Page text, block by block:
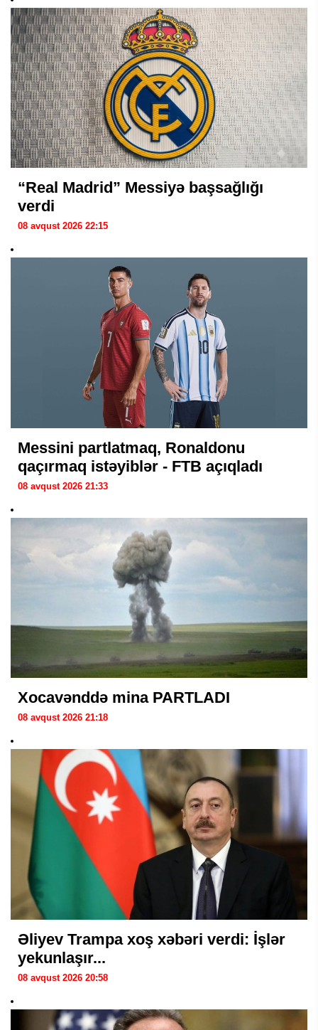
“Real Madrid” Messiyə başsağlığı
verdi
08 avqust 2026 22:15
Messini partlatmaq, Ronaldonu
qaçırmaq istəyiblər - FTB açıqladı
08 avqust 2026 21:33
Xocavənddə mina PARTLADI
08 avqust 2026 21:18
Əliyev Trampa xoş xəbəri verdi: İşlər
yekunlaşır...
08 avqust 2026 20:58